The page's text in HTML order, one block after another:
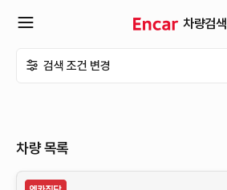
차량검색
뉴
검색 조건 변경
차량 목록